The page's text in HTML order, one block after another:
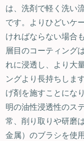
は、洗剤で軽く洗い
です。よりひどいケ
ければならない場合
層目のコーティング
れに浸透し、より大
ングより長持ちしま
げ剤を施すことにな
明の油性浸透性のス
常、削り取りや研磨
金属）のブラシを使